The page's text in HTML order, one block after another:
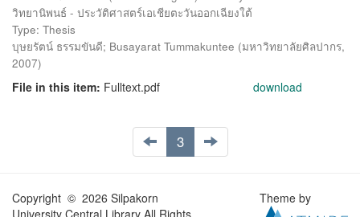
วิทยานิพนธ์ - ประวัติศาสตร์เอเชียตะวันออกเฉียงใต้
Type: Thesis
บุษยรัตน์ ธรรมขันดี; Busayarat Tummakuntee (มหาวิทยาลัยศิลปากร,
2007)
File in this item: Fulltext.pdf download
3
Copyright © 2026 Silpakorn
University Central Library All Rights
Theme by